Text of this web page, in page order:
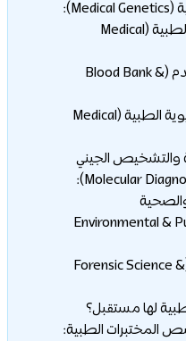
7- علم الفيروسات الطبية (Medical
8- بنك الدم ونقل الدم (Blood Bank &
9- التكنولوجيا الحيوية الطبية (Medical
والتشخيص الجيني
والصحية
(Environmental &
12- الطب الشرعي (Forensic Science &
لها مستقبل؟
المختبرات الطبية: